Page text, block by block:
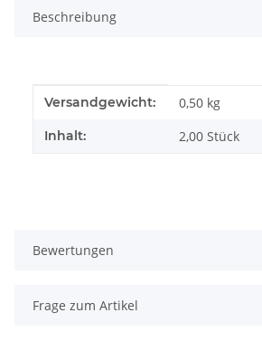
Beschreibung
Produkteigenschaft
Wert
Versandgewicht: 0,50 kg
Inhalt: 2,00 Stück
Bewertungen
Frage zum Artikel